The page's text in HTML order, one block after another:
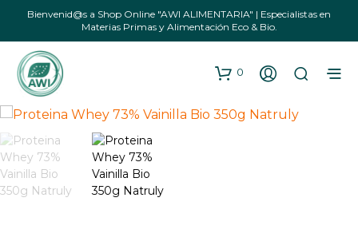
Bienvenid@s a Shop Online "AWI ALIMENTARIA" | Especialistas en
Materias Primas y Alimentación Eco & Bio.
0